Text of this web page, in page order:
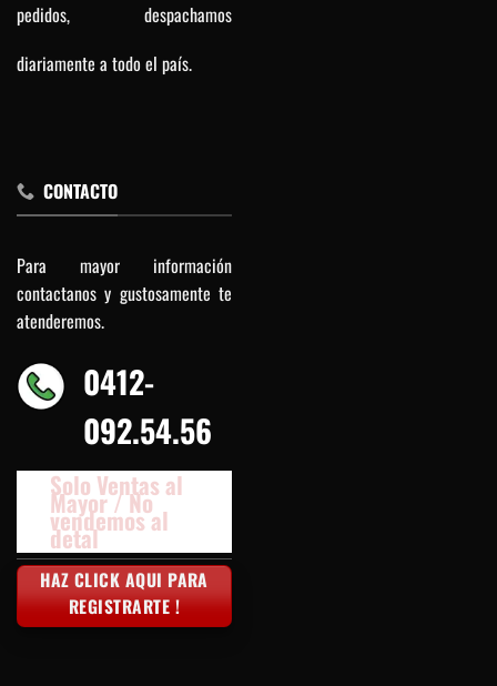
pedidos, despachamos
diariamente a todo el país.
CONTACTO
Para mayor información
contactanos y gustosamente te
atenderemos.
0412-
092.54.56
Solo Ventas al
Mayor / No
vendemos al
detal
HAZ CLICK AQUI PARA
REGISTRARTE !